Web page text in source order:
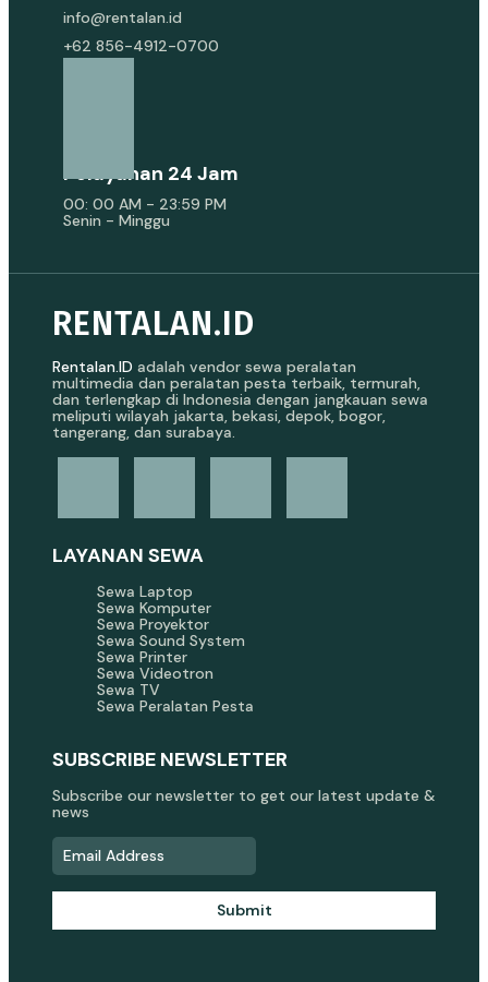
info@rentalan.id
+62 856-4912-0700
Pelayanan 24 Jam
00: 00 AM - 23:59 PM
Senin - Minggu
RENTALAN.ID
Rentalan.ID adalah vendor sewa peralatan
multimedia dan peralatan pesta terbaik, termurah,
dan terlengkap di Indonesia dengan jangkauan sewa
meliputi wilayah jakarta, bekasi, depok, bogor,
tangerang, dan surabaya.
LAYANAN SEWA
Sewa Laptop
Sewa Komputer
Sewa Proyektor
Sewa Sound System
Sewa Printer
Sewa Videotron
Sewa TV
Sewa Peralatan Pesta
SUBSCRIBE NEWSLETTER
Subscribe our newsletter to get our latest update &
news
Submit